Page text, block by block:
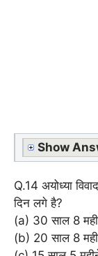
Show
Q.14 अयोध्या
दिन लगे है?
(a) 30 साल 8
(b) 20 साल 8